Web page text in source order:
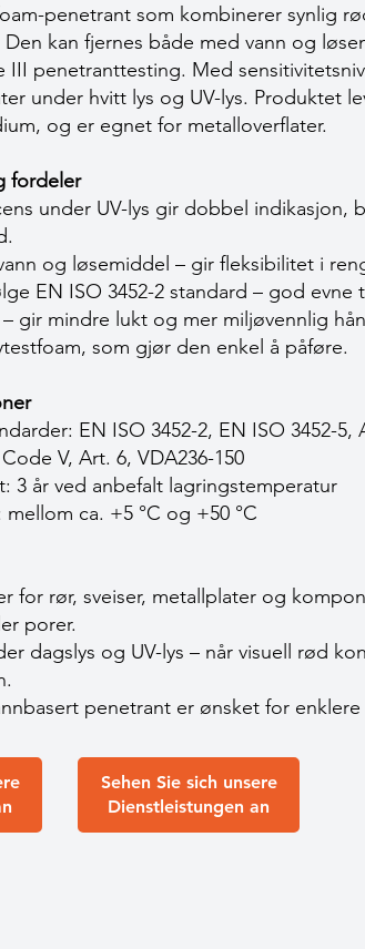
penetrant som kombinerer synlig
kan fjernes både med vann og
III penetranttesting. Med
under hvitt lys og UV-lys. Produktet
og er egnet for metalloverflater.
fordeler
under UV-lys gir dobbel indikasjon,
og løsemiddel – gir fleksibilitet i
EN ISO 3452-2 standard – god
gir mindre lukt og mer miljøvennlig
som gjør den enkel å påføre.
EN ISO 3452-2, EN ISO 3452-5,
V, Art. 6, VDA236-150
3 år ved anbefalt lagringstemperatur
ca. +5 °C og +50 °C
for rør, sveiser, metallplater og
porer.
dagslys og UV-lys – når visuell rød
penetrant er ønsket for
Sehen Sie sich unsere
Dienstleistungen an